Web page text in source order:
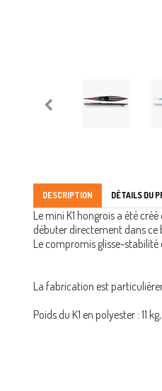
DESCRIPTION DÉTAILS DU
Le mini K1 hongrois a été
débuter directement dans ce
Le compromis glisse-
La fabrication est
Poids du K1 en polyester : 11